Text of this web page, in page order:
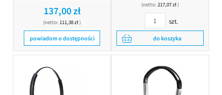
137,00 zł
(netto: 111,38 zł)
powiadom o dostępności
(netto: 217,07 zł)
szt.
do koszyka